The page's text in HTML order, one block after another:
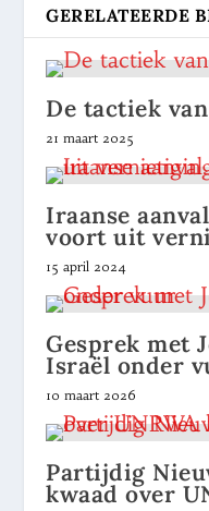
GERELATEERDE
De tactiek
21 maart 2025
Iraanse
voort uit
15 april 2024
Gesprek met
Israël onder
10 maart 2026
Partijdig
kwaad over